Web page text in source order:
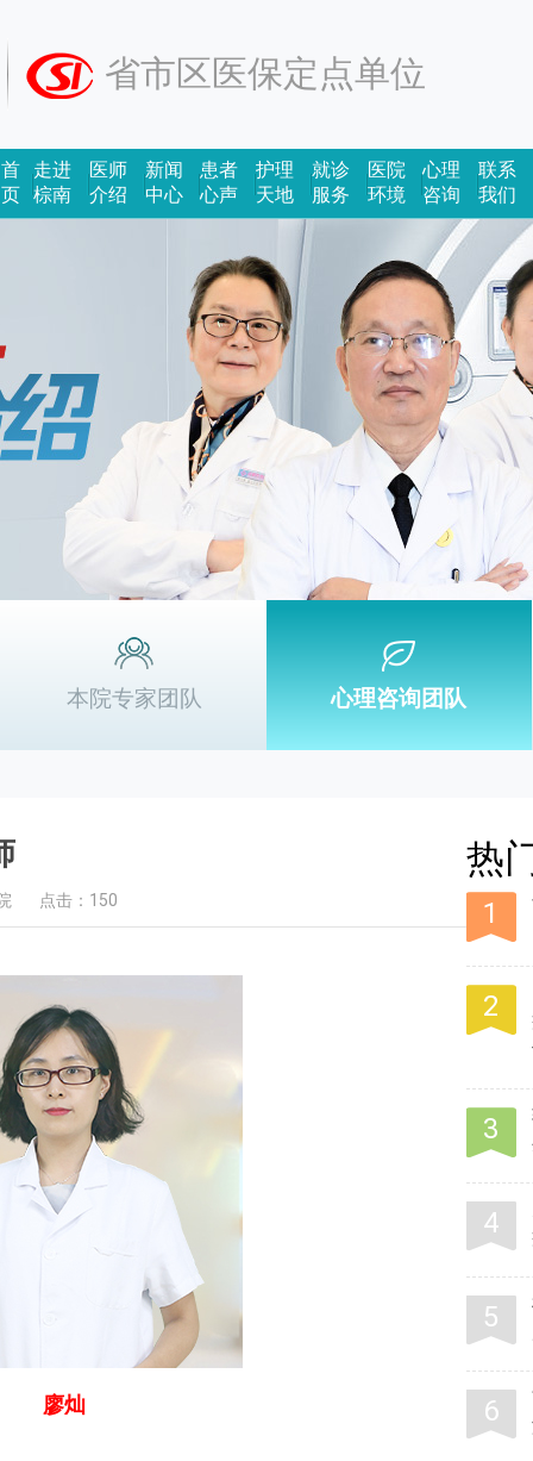
省市区医保定点单位
首
页
走进
棕南
医师
介绍
新闻
中心
患者
心声
护理
天地
就诊
服务
医院
环境
心理
咨询
联系
我们
本院专家团队 心理咨询团队
点击：150
廖灿
热